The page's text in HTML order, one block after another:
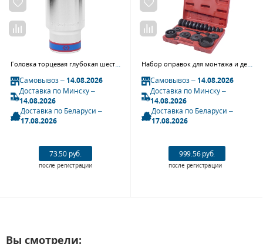
Самовывоз –14.08.2026
Доставка по Минску –
14.08.2026
Доставка по Беларуси –
17.08.2026
73.50 руб.
после регистрации
Самовывоз –14.08.2026
Доставка по Минску –
14.08.2026
Доставка по Беларуси –
17.08.2026
999.56 руб.
после регистрации
Вы смотрели: